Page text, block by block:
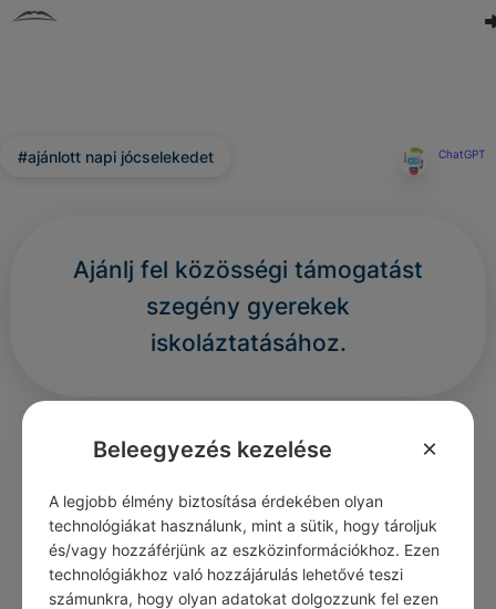
#ajánlott napi jócselekedet ChatGPT
Ajánlj fel közösségi támogatást
szegény gyerekek
iskoláztatásához.
Beleegyezés kezelése ×
A legjobb élmény biztosítása érdekében olyan
technológiákat használunk, mint a sütik, hogy tároljuk
és/vagy hozzáférjünk az eszközinformációkhoz. Ezen
technológiákhoz való hozzájárulás lehetővé teszi
számunkra, hogy olyan adatokat dolgozzunk fel ezen